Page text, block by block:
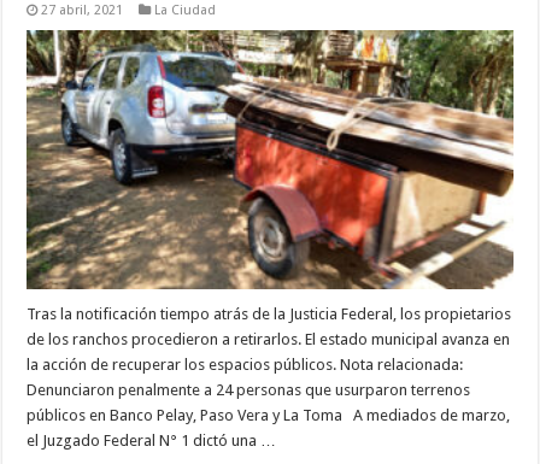
27 abril, 2021 La Ciudad
Tras la notificación tiempo atrás de la Justicia Federal, los propietarios
de los ranchos procedieron a retirarlos. El estado municipal avanza en
la acción de recuperar los espacios públicos. Nota relacionada:
Denunciaron penalmente a 24 personas que usurparon terrenos
públicos en Banco Pelay, Paso Vera y La Toma A mediados de marzo,
el Juzgado Federal N° 1 dictó una …